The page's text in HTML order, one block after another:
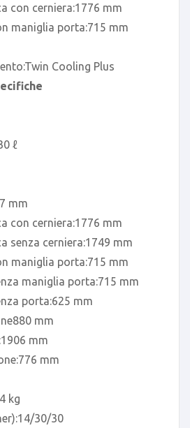
con cerniera:1776 mm
maniglia porta:715 mm
Cooling Plus
ℓ
mm
con cerniera:1776 mm
senza cerniera:1749 mm
maniglia porta:715 mm
maniglia porta:715 mm
porta:625 mm
mm
mm
mm
kg
30/30